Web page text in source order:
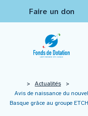
Faire un don
Qui sommes-nous ?
> Actualités
>
Avis de naissance du
Basque grâce au groupe